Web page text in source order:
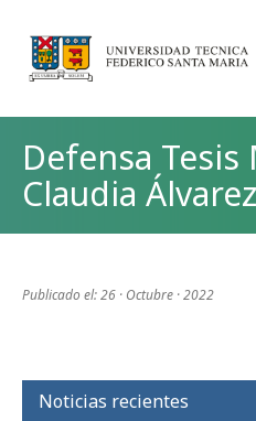
Defensa Tesis
Claudia Álvarez
Publicado el: 26 · Octubre · 2022
Noticias recientes